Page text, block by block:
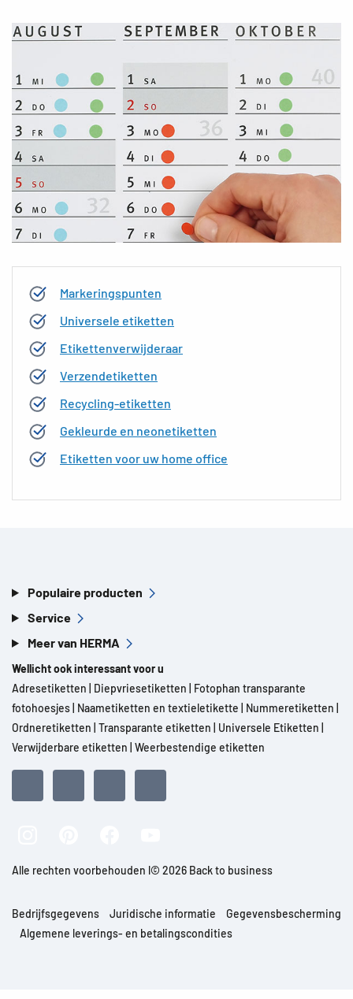
Markeringspunten
Universele etiketten
Etikettenverwijderaar
Verzendetiketten
Recycling-etiketten
Gekleurde en neonetiketten
Etiketten voor uw home office
Populaire producten
Service
Meer van HERMA
Wellicht ook interessant voor u
Adresetiketten
Diepvriesetiketten
Fotophan transparante
fotohoesjes Naametiketten en textieletikette Nummeretiketten
Ordneretiketten Transparante etiketten Universele Etiketten
Verwijderbare etiketten Weerbestendige etiketten
Alle rechten voorbehouden l© 2026 Back to business
Bedrijfsgegevens Juridische informatie
Gegevensbescherming
Algemene leverings- en betalingscondities